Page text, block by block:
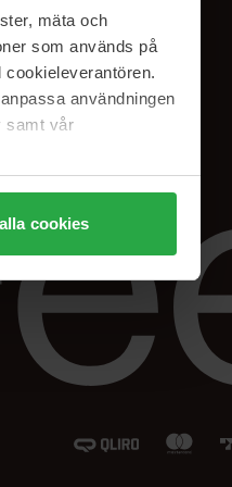
mäta och
som används på
användningen
samt vår
cookies
Facebook
LinkedIn